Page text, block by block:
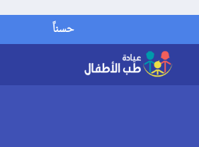
حسناً